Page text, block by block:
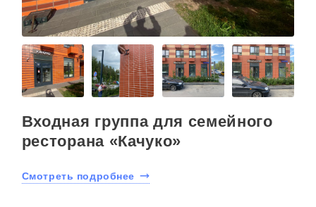
Входная группа для семейного
ресторана «Качуко»
Смотреть подробнее